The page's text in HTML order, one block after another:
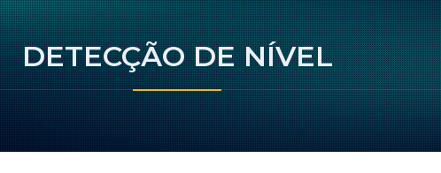
DETECÇÃO DE NÍVEL